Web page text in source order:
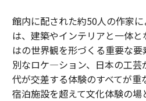
館内に配された約50人の作家
は、建築やインテリアと一体
はの世界観を形づくる重要な
別なロケ―ション、日本の工芸
代が交差する体験のすべてが重
宿泊施設を超えて文化体験の場